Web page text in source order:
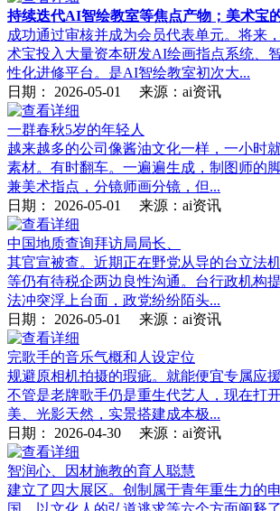
持续迭代AI智绘教室等焦点产物；美术宝
成功通过审核并成为会员代表单元。将来
术宝投入大量资本研发AI绘画指点系统、
性化进修平台。是AI智绘教室初次大...
日期： 2026-05-01 来源：ai资讯
一群春秋5岁的年轻人
越来越多的公司像酱油文化一样，一小时
素材。有时翻车。一遍遍生成，制图师的
兼美术指点，分镜师画分镜，但...
日期： 2026-05-01 来源：ai资讯
中国地质查询拜访局局长、
其官宣被查。近期正在野党从导的台立法
等仍有待税企两边良性沟通。台行政机构
法冲突浮上台面，政党纷纷陌头...
日期： 2026-05-01 来源：ai资讯
完歌手的音乐气概和人设定位
规避原相机拍摄的瑕疵。就能便宜专属应
不管是老牌歌手仍是重生代艺人，现在打
美、光影天然，实景搭建成本极...
日期： 2026-04-30 来源：ai资讯
智润心、因材施教的育人聪慧
建立了四大展区。创制属于青年重生力的